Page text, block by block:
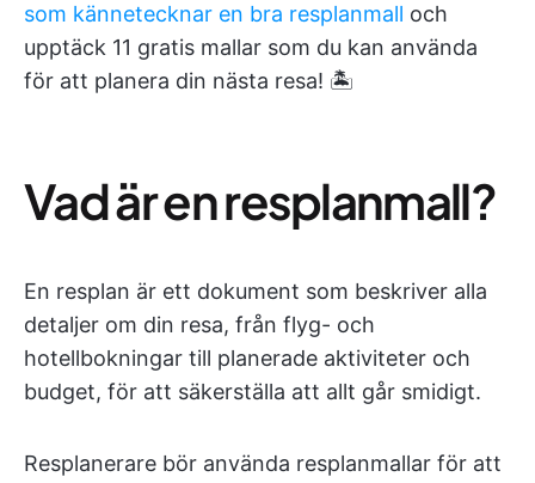
som kännetecknar en bra resplanmall och
upptäck 11 gratis mallar som du kan använda
för att planera din nästa resa! 🏝️
Vad är en resplanmall?
En resplan är ett dokument som beskriver alla
detaljer om din resa, från flyg- och
hotellbokningar till planerade aktiviteter och
budget, för att säkerställa att allt går smidigt.
Resplanerare bör använda resplanmallar för att